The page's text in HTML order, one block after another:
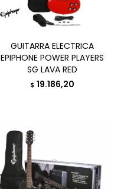
GUITARRA ELECTRICA
EPIPHONE POWER PLAYERS
SG LAVA RED
$ 19.186,20